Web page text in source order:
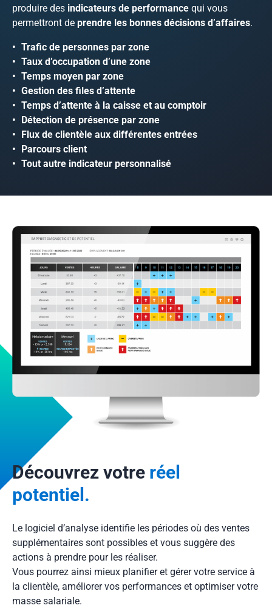
produire des indicateurs de performance qui vous
permettront de prendre les bonnes décisions d’affaires.
Trafic de personnes par zone
Taux d’occupation d’une zone
Temps moyen par zone
Gestion des files d’attente
Temps d’attente à la caisse et au comptoir
Détection de présence par zone
Flux de clientèle aux différentes entrées
Parcours client
Tout autre indicateur personnalisé
Découvrez votre réel
potentiel.
Le logiciel d’analyse identifie les périodes où des ventes
supplémentaires sont possibles et vous suggère des
actions à prendre pour les réaliser.
Vous pourrez ainsi mieux planifier et gérer votre service à
la clientèle, améliorer vos performances et optimiser votre
masse salariale.